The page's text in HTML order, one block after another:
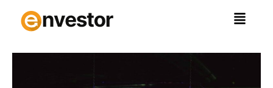
Inhalt
springen